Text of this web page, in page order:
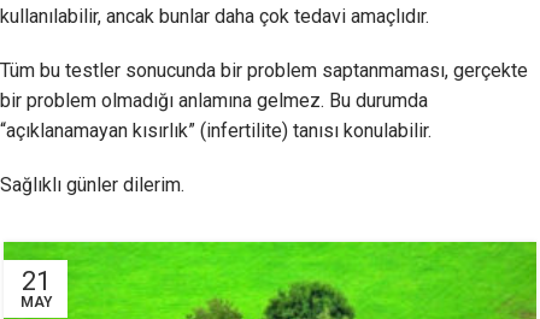
kullanılabilir, ancak bunlar daha çok tedavi amaçlıdır.
Tüm bu testler sonucunda bir problem saptanmaması, gerçekte
bir problem olmadığı anlamına gelmez. Bu durumda
“açıklanamayan kısırlık” (infertilite) tanısı konulabilir.
Sağlıklı günler dilerim.
21
MAY